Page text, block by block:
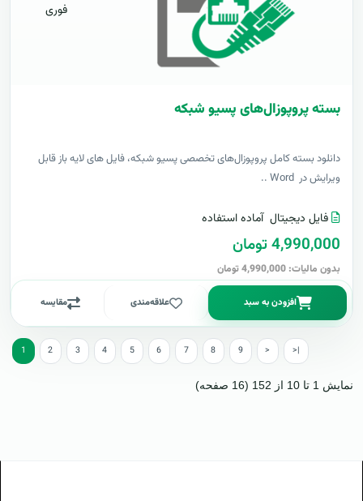
فوری
بسته پروپوزال‌های پسیو شبکه
دانلود بسته کامل پروپوزال‌های تخصصی پسیو شبکه، فایل های لایه باز قابل
ویرایش در Word ..
فایل دیجیتال آماده استفاده
4,990,000 تومان
بدون مالیات: 4,990,000 تومان
افزودن به سبد علاقه‌مندی مقایسه
1 2 3 4 5 6 7 8 9 > >|
نمایش 1 تا 10 از 152 (16 صفحه)